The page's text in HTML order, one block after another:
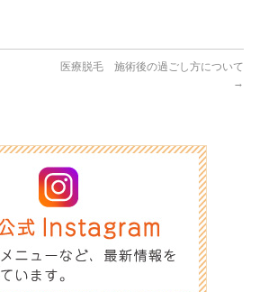
医療脱毛 施術後の過ごし方について
→